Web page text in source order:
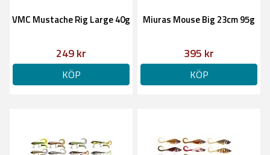
VMC Mustache Rig Large 40g
249 kr
KÖP
Miuras Mouse Big 23cm 95g
395 kr
KÖP